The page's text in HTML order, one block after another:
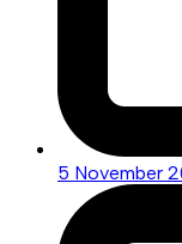
5 November